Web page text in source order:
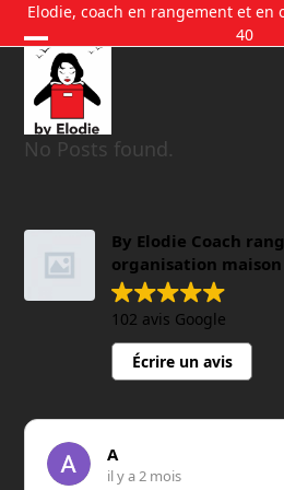
Skip
content
Elodie, coach en rangement et en
40
No Posts found.
By Elodie Coach
organisation maison
102 avis Google
Écrire un avis
A
il y a 2 mois